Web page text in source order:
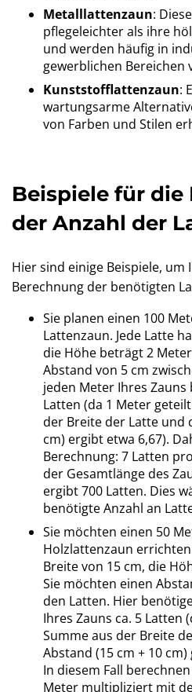
Metalllattenzaun:
pflegeleichter als ihre
und werden häufig in
gewerblichen Bereichen
Kunststofflattenzaun:
wartungsarme
von Farben und Stilen
Beispiele für die
der Anzahl der
Hier sind einige Beispiele, um
Berechnung der benötigten
Sie planen einen 100
Lattenzaun. Jede Latte
die Höhe beträgt 2
Abstand von 5 cm
jeden Meter Ihres Zauns
Latten (da 1 Meter
der Breite der Latte und
cm) ergibt etwa 6,67).
Berechnung: 7 Latten
der Gesamtlänge des
ergibt 700 Latten. Dies
benötigte Anzahl an
Sie möchten einen 50
Holzlattenzaun
Breite von 15 cm, die
Sie möchten einen
den Latten. Hier
Ihres Zauns ca. 5 Latten
Summe aus der Breite
Abstand (15 cm + 10
In diesem Fall
Meter multipliziert mit